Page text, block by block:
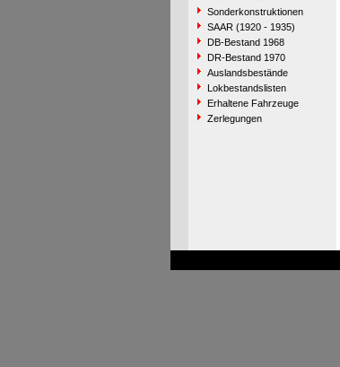
Sonderkonstruktionen
SAAR (1920 - 1935)
DB-Bestand 1968
DR-Bestand 1970
Auslandsbestände
Lokbestandslisten
Erhaltene Fahrzeuge
Zerlegungen